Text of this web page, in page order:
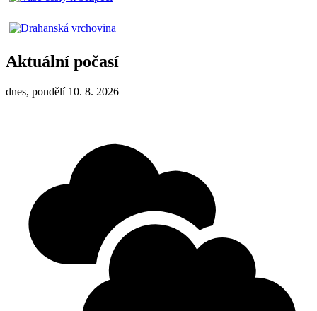
Aktuální počasí
dnes, pondělí 10. 8. 2026